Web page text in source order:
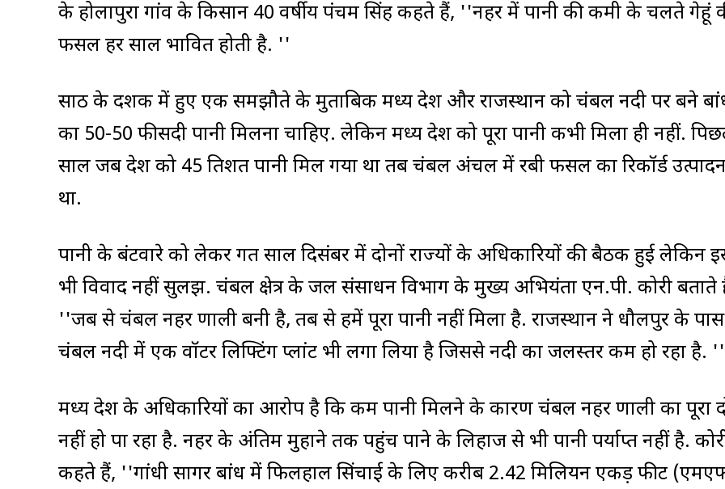
के होलापुरा गांव के किसान 40 वर्षीय पंचम सिंह कहते हैं, ''नहर में पानी की कमी के चलते गेहूं
फसल हर साल प्रभावित होती है. ''
साठ के दशक में हुए एक समझौते के मुताबिक मध्य प्रदेश और राजस्थान को चंबल नदी पर बने
का 50-50 फीसदी पानी मिलना चाहिए. लेकिन मध्य प्रदेश को पूरा पानी कभी मिला ही नहीं.
साल जब प्रदेश को 45 प्रतिशत पानी मिल गया था तब चंबल अंचल में रबी फसल का रिकॉर्ड
था.
पानी के बंटवारे को लेकर गत साल दिसंबर में दोनों राज्यों के अधिकारियों की बैठक हुई लेकिन
भी विवाद नहीं सुलझ. चंबल क्षेत्र के जल संसाधन विभाग के मुख्य अभियंता एन.पी. कोरी बताते
''जब से चंबल नहर प्रणाली बनी है, तब से हमें पूरा पानी नहीं मिला है. राजस्थान ने धौलपुर के पास
चंबल नदी में एक वॉटर लिफ्टिंग प्लांट भी लगा लिया है जिससे नदी का जलस्तर कम हो रहा है. ''
मध्य प्रदेश के अधिकारियों का आरोप है कि कम पानी मिलने के कारण चंबल नहर प्रणाली का पूरा
नहीं हो पा रहा है. नहर के अंतिम मुहाने तक पहुंच पाने के लिहाज से भी पानी पर्याप्त नहीं है.
कहते हैं, ''गांधी सागर बांध में फिलहाल सिंचाई के लिए करीब 2.42 मिलियन एकड़ फीट